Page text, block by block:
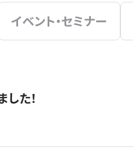
イベント・セミナー
た！